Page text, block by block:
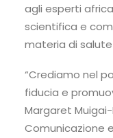
agli esperti
scientifica e
materia di
“Crediamo nel
fiducia e
Margaret
Comunicazione